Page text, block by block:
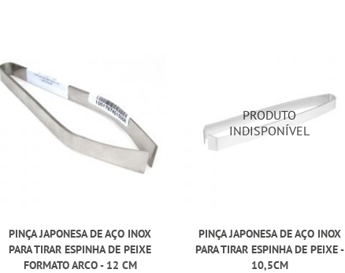
PINÇA JAPONESA DE AÇO INOX
PARA TIRAR ESPINHA DE PEIXE
FORMATO ARCO - 12 CM
PINÇA JAPONESA DE AÇO INOX
PARA TIRAR ESPINHA DE PEIXE -
10,5CM